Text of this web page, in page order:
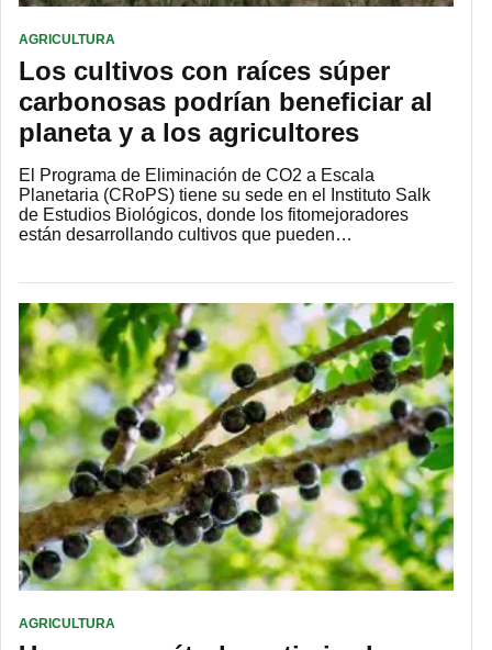
AGRICULTURA
Los cultivos con raíces súper
carbonosas podrían beneficiar al
planeta y a los agricultores
El Programa de Eliminación de CO2 a Escala
Planetaria (CRoPS) tiene su sede en el Instituto Salk
de Estudios Biológicos, donde los fitomejoradores
están desarrollando cultivos que pueden…
AGRICULTURA